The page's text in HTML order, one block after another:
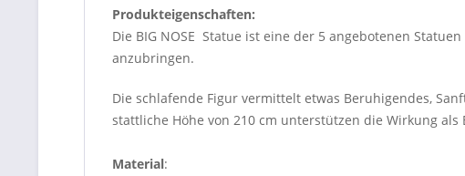
Produkteigenschaften:
Die BIG NOSE Statue ist eine der 5 angebotenen
anzubringen.
Die schlafende Figur vermittelt etwas Beruhigendes,
stattliche Höhe von 210 cm unterstützen die Wirkung
Material: